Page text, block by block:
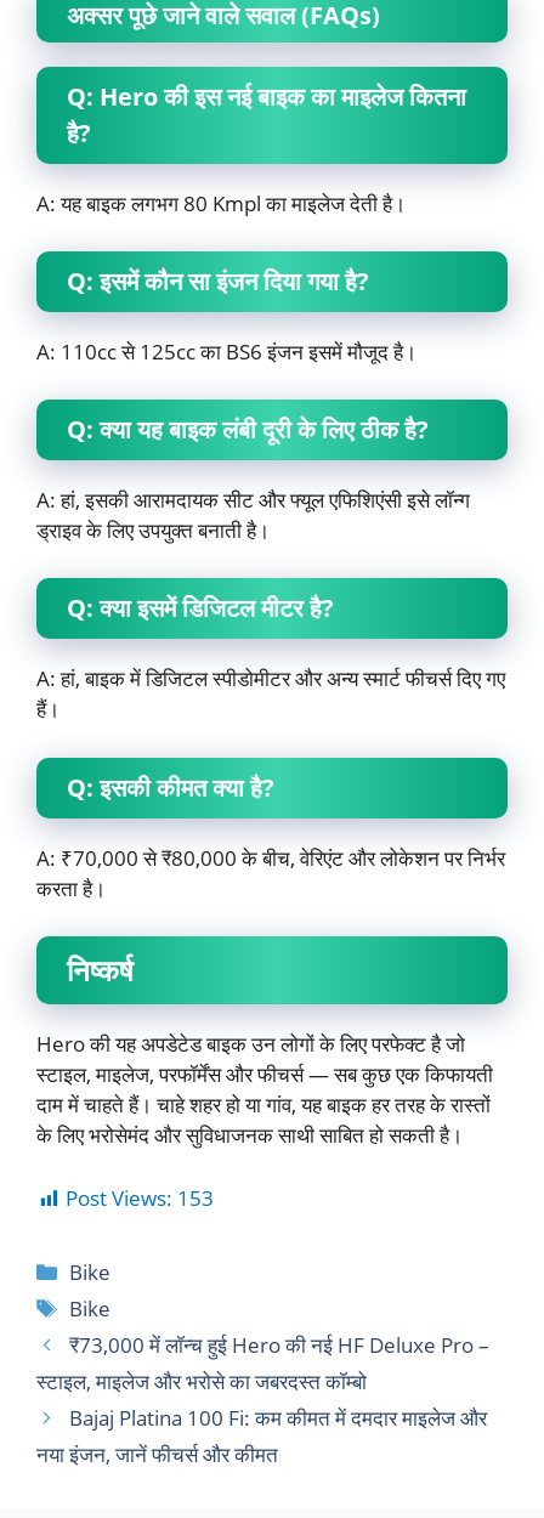
अक्सर पूछे जाने वाले सवाल (FAQs)
Q: Hero की इस नई बाइक का माइलेज कितना
है?
A: यह बाइक लगभग 80 Kmpl का माइलेज देती है।
Q: इसमें कौन सा इंजन दिया गया है?
A: 110cc से 125cc का BS6 इंजन इसमें मौजूद है।
Q: क्या यह बाइक लंबी दूरी के लिए ठीक है?
A: हां, इसकी आरामदायक सीट और फ्यूल एफिशिएंसी इसे लॉन्ग
ड्राइव के लिए उपयुक्त बनाती है।
Q: क्या इसमें डिजिटल मीटर है?
A: हां, बाइक में डिजिटल स्पीडोमीटर और अन्य स्मार्ट फीचर्स दिए गए
हैं।
Q: इसकी कीमत क्या है?
A: ₹70,000 से ₹80,000 के बीच, वेरिएंट और लोकेशन पर निर्भर
करता है।
निष्कर्ष
Hero की यह अपडेटेड बाइक उन लोगों के लिए परफेक्ट है जो
स्टाइल, माइलेज, परफॉर्मेंस और फीचर्स — सब कुछ एक किफायती
दाम में चाहते हैं। चाहे शहर हो या गांव, यह बाइक हर तरह के रास्तों
के लिए भरोसेमंद और सुविधाजनक साथी साबित हो सकती है।
Post Views: 153
Bike
Bike
₹73,000 में लॉन्च हुई Hero की नई HF Deluxe Pro –
स्टाइल, माइलेज और भरोसे का जबरदस्त कॉम्बो
Bajaj Platina 100 Fi: कम कीमत में दमदार माइलेज और
नया इंजन, जानें फीचर्स और कीमत